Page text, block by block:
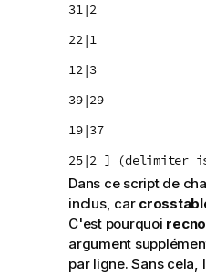
31|2
22|1
12|3
39|29
19|37
25|2 ] (delimiter
Dans ce script de
inclus, car
C'est pourquoi
argument
par ligne. Sans cela,